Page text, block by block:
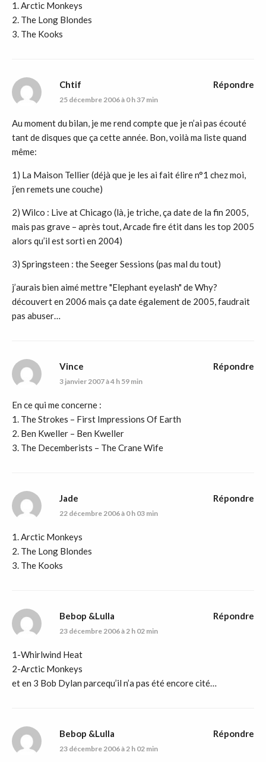
1. Arctic Monkeys
2. The Long Blondes
3. The Kooks
Chtif
25 décembre 2006 à 0 h 37 min
Au moment du bilan, je me rend compte que je n’ai pas écouté
tant de disques que ça cette année. Bon, voilà ma liste quand
même:
1) La Maison Tellier (déjà que je les ai fait élire n°1 chez moi,
j’en remets une couche)
2) Wilco : Live at Chicago (là, je triche, ça date de la fin 2005,
mais pas grave – après tout, Arcade fire étit dans les top 2005
alors qu’il est sorti en 2004)
3) Springsteen : the Seeger Sessions (pas mal du tout)
j’aurais bien aimé mettre "Elephant eyelash" de Why?
découvert en 2006 mais ça date également de 2005, faudrait
pas abuser…
Répondre
Vince
3 janvier 2007 à 4 h 59 min
En ce qui me concerne :
1. The Strokes – First Impressions Of Earth
2. Ben Kweller – Ben Kweller
3. The Decemberists – The Crane Wife
Répondre
Jade
22 décembre 2006 à 0 h 03 min
1. Arctic Monkeys
2. The Long Blondes
3. The Kooks
Répondre
Bebop &Lulla
23 décembre 2006 à 2 h 02 min
1-Whirlwind Heat
2-Arctic Monkeys
et en 3 Bob Dylan parcequ’il n’a pas été encore cité…
Répondre
Bebop &Lulla
23 décembre 2006 à 2 h 02 min
Répondre